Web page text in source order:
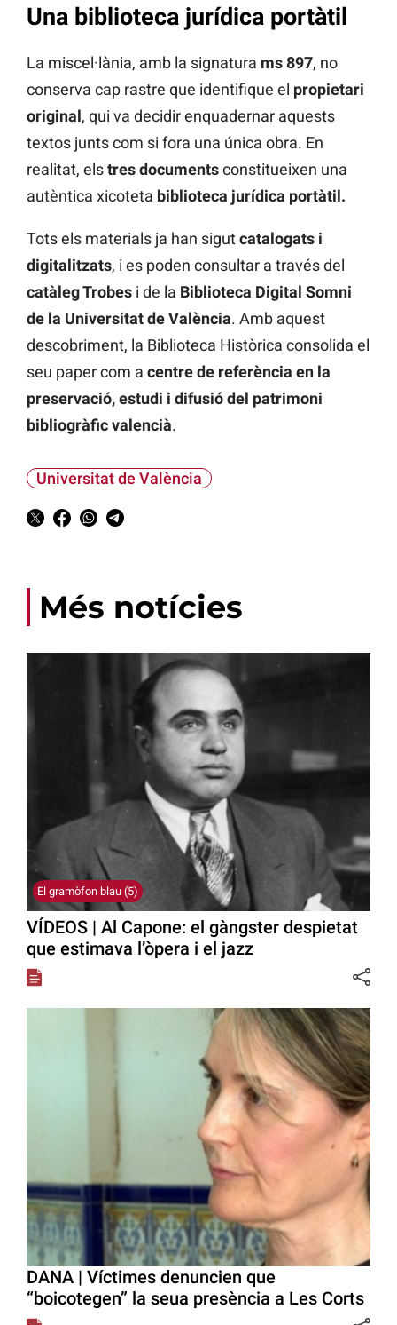
Una biblioteca jurídica portàtil
La miscel·lània, amb la signatura ms 897, no
conserva cap rastre que identifique el propietari
original, qui va decidir enquadernar aquests
textos junts com si fora una única obra. En
realitat, elstres documentsconstitueixen una
autèntica xicoteta biblioteca jurídica portàtil.
Tots els materials ja han sigutcatalogats i
digitalitzats, i es poden consultar a través del
catàleg Trobes i de la Biblioteca Digital Somni
de la Universitat deValència. Amb aquest
descobriment, la Biblioteca Històrica consolida el
seu paper com a centre de referència en la
preservació, estudi i difusió del patrimoni
bibliogràfic valencià.
Universitat de València
Més notícies
El gramòfon blau (5)
VÍDEOS | Al Capone: el gàngster despietat
que estimava l’òpera i el jazz
DANA | Víctimes denuncien que
“boicotegen” la seua presència a Les Corts